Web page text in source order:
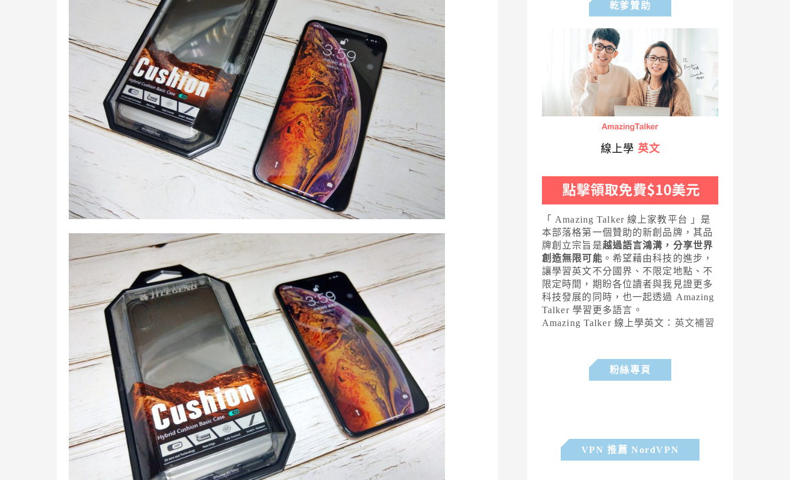
乾爹贊助
線上學 英文
「 Amazing Talker 線上家教平台 」是
本部落格第一個贊助的新創品牌，其品
牌創立宗旨是越過語言鴻溝，分享世界
創造無限可能 。希望藉由科技的進步，
讓學習英文不分國界、不限定地點、不
限定時間，期盼各位讀者與我見證更多
科技發展的同時，也一起透過 Amazing
Talker 學習更多語言。
Amazing Talker 線上學英文： 英文補習
粉絲專頁
VPN 推薦 NordVPN